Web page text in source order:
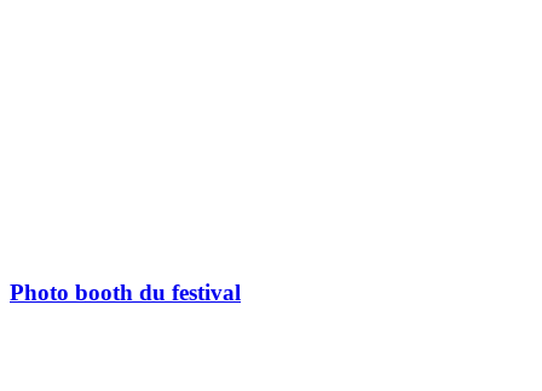
Photo booth du festival